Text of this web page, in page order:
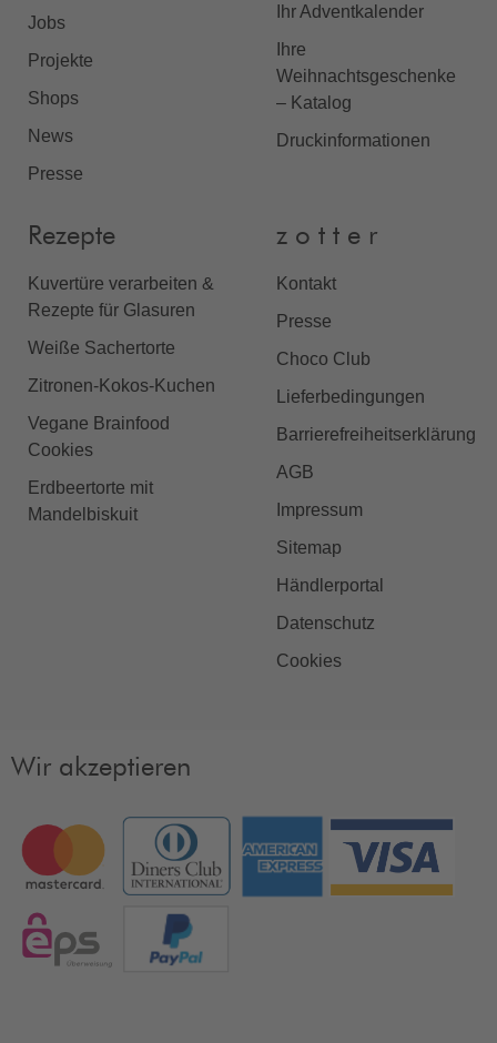
Jobs
Projekte
Shops
News
Presse
Ihr Adventkalender
Ihre
Weihnachtsgeschenke
– Katalog
Druckinformationen
Rezepte
Kuvertüre verarbeiten &
Rezepte für Glasuren
Weiße Sachertorte
Zitronen-Kokos-Kuchen
Vegane Brainfood
Cookies
Erdbeertorte mit
Mandelbiskuit
z o t t e r
Kontakt
Presse
Choco Club
Lieferbedingungen
Barrierefreiheitserklärung
AGB
Impressum
Sitemap
Händlerportal
Datenschutz
Cookies
Wir akzeptieren